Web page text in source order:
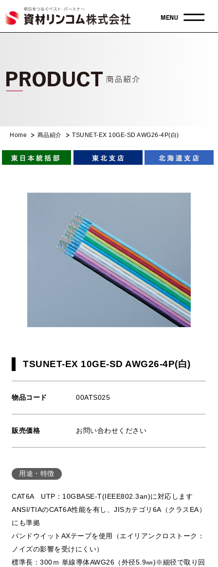
Home 商品紹介 TSUNET-EX 10GE-SD AWG26-4P(白)
TSUNET-EX 10GE-SD AWG26-4P(白)
物品コード 00ATS025
販売価格 お問い合わせください
用途・特徴
CAT6A UTP：10GBASE-T(IEEE802.3an)に対応します
ANSI/TIAのCAT6A性能を有し、JISカテゴリ6A（クラスEA）
にも準拠
バンドウイットAXテープを使用（エイリアンクロストーク：
ノイズの影響を受けにくい）
標準長：300ｍ 単線導体AWG26（外径5.9㎜)※細径で取り回